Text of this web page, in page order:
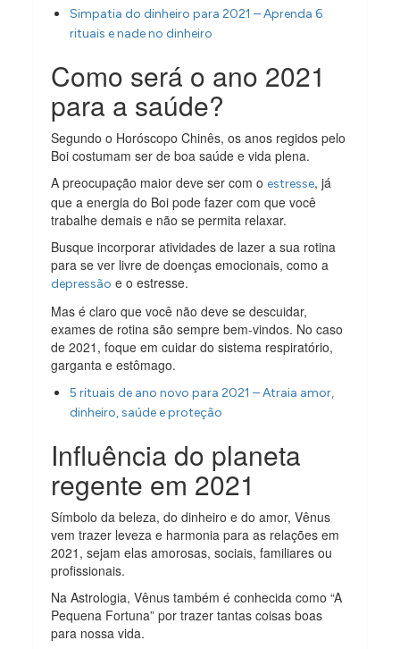
Simpatia do dinheiro para 2021 – Aprenda 6
rituais e nade no dinheiro
Como será o ano 2021
para a saúde?
Segundo o Horóscopo Chinês, os anos regidos pelo
Boi costumam ser de boa saúde e vida plena.
A preocupação maior deve ser com oestresse, já
que a energia do Boi pode fazer com que você
trabalhe demais e não se permita relaxar.
Busque incorporar atividades de lazer a sua rotina
para se ver livre de doenças emocionais, como a
depressão e o estresse.
Mas é claro que você não deve se descuidar,
exames de rotina são sempre bem-vindos. No caso
de 2021, foque em cuidar do sistema respiratório,
garganta e estômago.
5 rituais de ano novo para 2021 – Atraia amor,
dinheiro, saúde e proteção
Influência do planeta
regente em 2021
Símbolo da beleza, do dinheiro e do amor, Vênus
vem trazer leveza e harmonia para as relações em
2021, sejam elas amorosas, sociais, familiares ou
profissionais.
Na Astrologia, Vênus também é conhecida como “A
Pequena Fortuna” por trazer tantas coisas boas
para nossa vida.